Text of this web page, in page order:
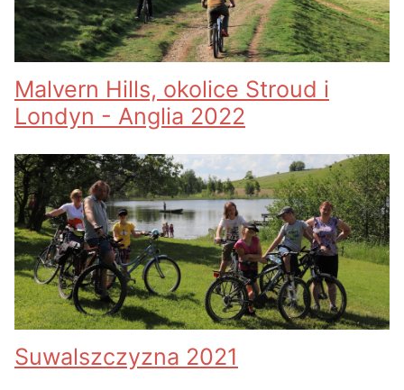
Malvern Hills, okolice Stroud i
Londyn - Anglia 2022
Suwalszczyzna 2021